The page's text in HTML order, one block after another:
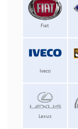
Fiat
Iveco
Lexus